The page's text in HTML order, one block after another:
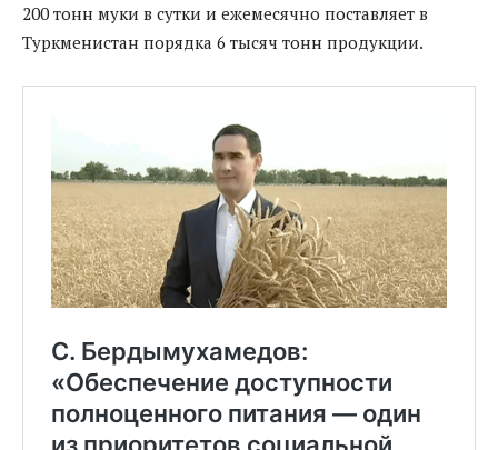
200 тонн муки в сутки и ежемесячно поставляет в
Туркменистан порядка 6 тысяч тонн продукции.